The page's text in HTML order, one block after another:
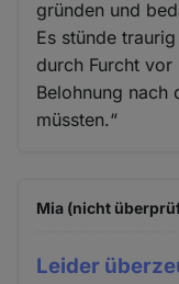
gründen und
Es stünde
durch Furcht
Belohnung nach
müssten.“
Mia (nicht
Leider